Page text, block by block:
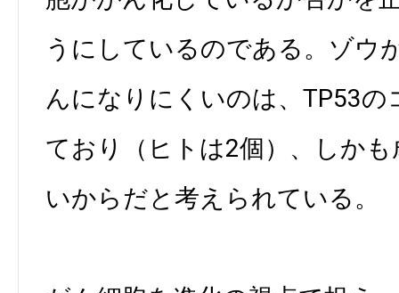
うにしているのである。ゾウ
んになりにくいのは、TP53の
ており（ヒトは2個）、しか
いからだと考えられている。